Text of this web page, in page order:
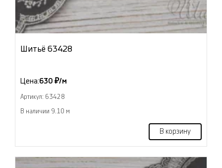
Шитьё 63428
Цена:630 ₽/м
Артикул: 63428
В наличии 9.10 м
В корзину